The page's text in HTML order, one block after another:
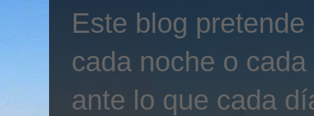
Este blog
cada noche o
ante lo que cada